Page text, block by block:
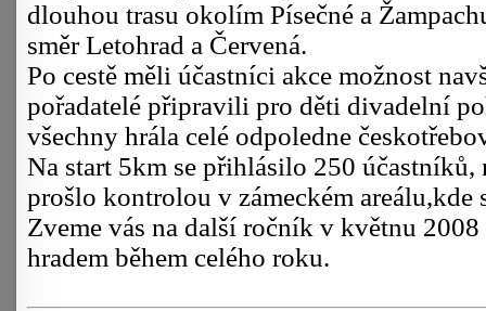
dlouhou trasu okolím Písečné a
směr Letohrad a Červená.
Po cestě měli účastníci akce možnost
pořadatelé připravili pro děti divadelní
všechny hrála celé odpoledne
Na start 5km se přihlásilo 250
prošlo kontrolou v zámeckém
Zveme vás na další ročník v květnu
hradem během celého roku.